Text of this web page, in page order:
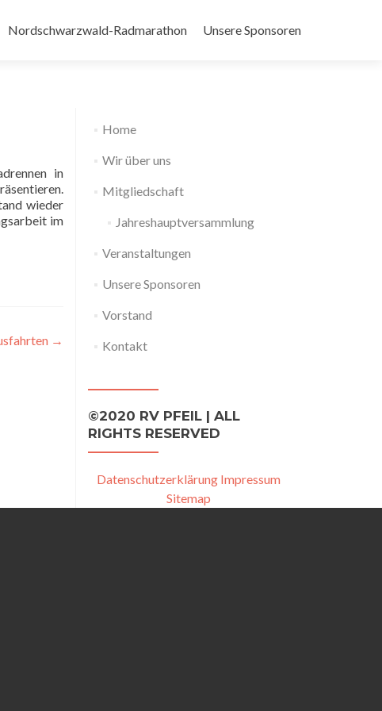
Nordschwarzwald-Radmarathon Unsere Sponsoren
in
wieder
im
→
Home
Wir über uns
Mitgliedschaft
Jahreshauptversammlung
Veranstaltungen
Unsere Sponsoren
Vorstand
Kontakt
©2020 RV PFEIL | ALL
RIGHTS RESERVED
Datenschutzerklärung Impressum
Sitemap